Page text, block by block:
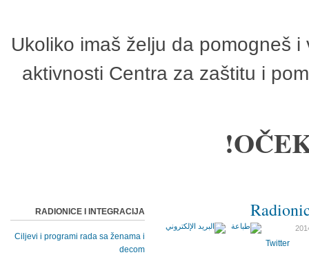
Ukoliko imaš želju da pomogneš
aktivnosti Centra za zaštitu i
Twitter
RADIONICE I INTEGRACIJA
Ciljevi i programi rada sa ženama i
decom